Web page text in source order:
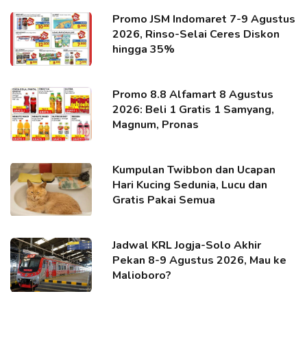
Promo JSM Indomaret 7-9 Agustus
2026, Rinso-Selai Ceres Diskon
hingga 35%
Promo 8.8 Alfamart 8 Agustus
2026: Beli 1 Gratis 1 Samyang,
Magnum, Pronas
Kumpulan Twibbon dan Ucapan
Hari Kucing Sedunia, Lucu dan
Gratis Pakai Semua
Jadwal KRL Jogja-Solo Akhir
Pekan 8-9 Agustus 2026, Mau ke
Malioboro?